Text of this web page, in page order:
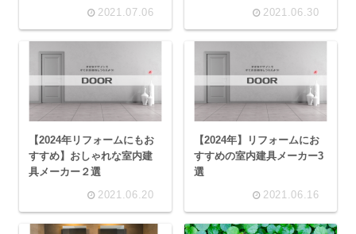
2021.07.06
2021.06.30
【2024年リフォームにもお
すすめ】おしゃれな室内建
具メーカー２選
2021.06.20
【2024年】リフォームにお
すすめの室内建具メーカー3
選
2021.06.16